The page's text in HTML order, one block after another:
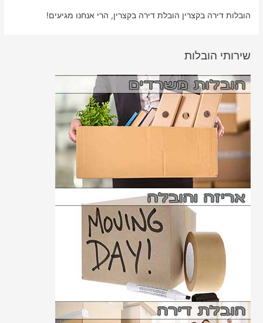
הובלות דירה בקצרין הובלת דירה בקצרין, הרי אנחנו מגיעים!
שירותי הובלות